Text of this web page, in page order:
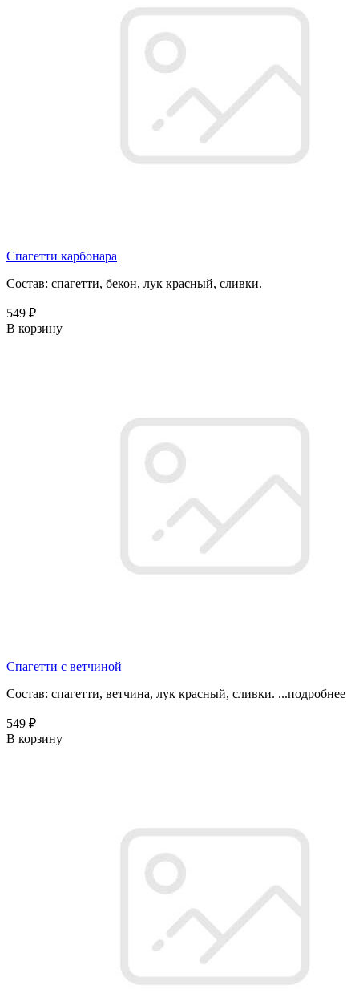
Спагетти карбонара
Состав: спагетти, бекон, лук красный, сливки.
549 ₽
В корзину
Спагетти с ветчиной
Состав: спагетти, ветчина, лук красный, сливки. ...подробнее
549 ₽
В корзину